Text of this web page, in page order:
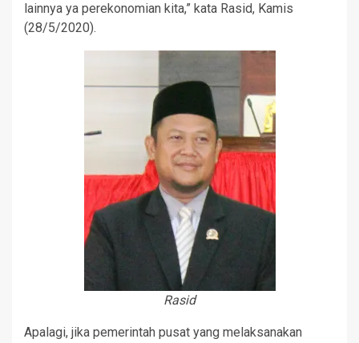
lainnya ya perekonomian kita,” kata Rasid, Kamis
(28/5/2020).
Rasid
Apalagi, jika pemerintah pusat yang melaksanakan